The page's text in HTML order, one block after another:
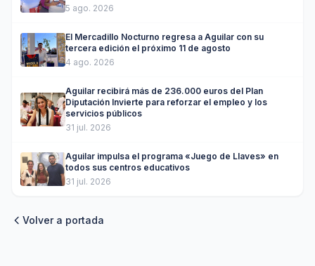
5 ago. 2026
El Mercadillo Nocturno regresa a Aguilar con su
tercera edición el próximo 11 de agosto
4 ago. 2026
Aguilar recibirá más de 236.000 euros del Plan
Diputación Invierte para reforzar el empleo y los
servicios públicos
31 jul. 2026
Aguilar impulsa el programa «Juego de Llaves» en
todos sus centros educativos
31 jul. 2026
Volver a portada